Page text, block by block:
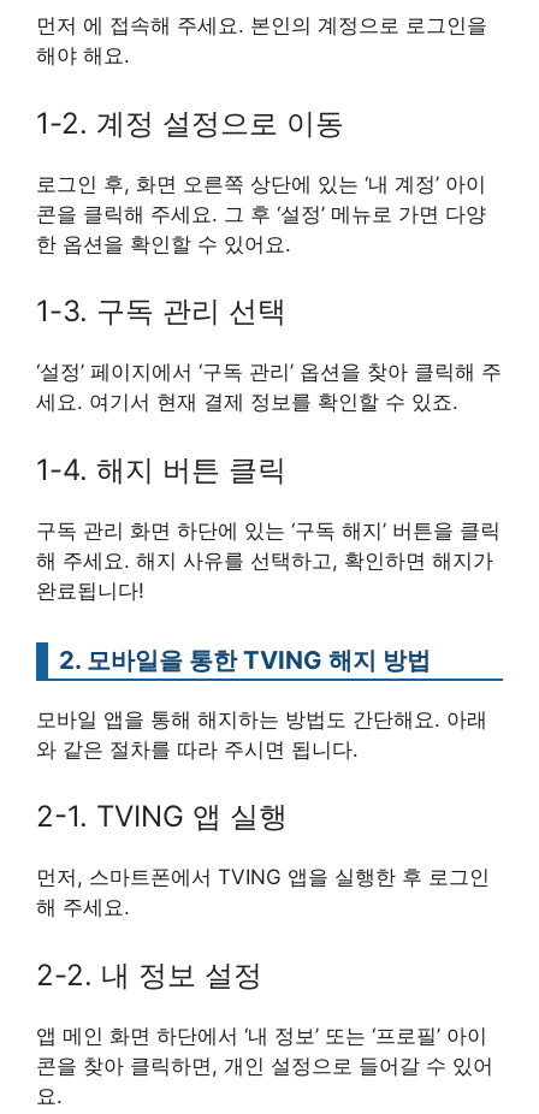
먼저 에 접속해 주세요. 본인의 계정으로 로그인을
해야 해요.
1-2. 계정 설정으로 이동
로그인 후, 화면 오른쪽 상단에 있는 ‘내 계정’ 아이
콘을 클릭해 주세요. 그 후 ‘설정’ 메뉴로 가면 다양
한 옵션을 확인할 수 있어요.
1-3. 구독 관리 선택
‘설정’ 페이지에서 ‘구독 관리’ 옵션을 찾아 클릭해 주
세요. 여기서 현재 결제 정보를 확인할 수 있죠.
1-4. 해지 버튼 클릭
구독 관리 화면 하단에 있는 ‘구독 해지’ 버튼을 클릭
해 주세요. 해지 사유를 선택하고, 확인하면 해지가
완료됩니다!
2. 모바일을 통한 TVING 해지 방법
모바일 앱을 통해 해지하는 방법도 간단해요. 아래
와 같은 절차를 따라 주시면 됩니다.
2-1. TVING 앱 실행
먼저, 스마트폰에서 TVING 앱을 실행한 후 로그인
해 주세요.
2-2. 내 정보 설정
앱 메인 화면 하단에서 ‘내 정보’ 또는 ‘프로필’ 아이
콘을 찾아 클릭하면, 개인 설정으로 들어갈 수 있어
요.